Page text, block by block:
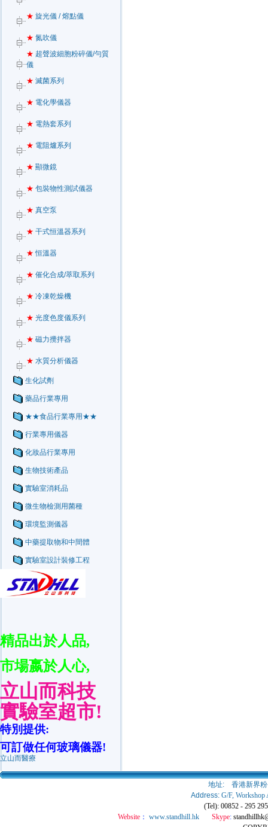
★ 旋光儀 / 熔點儀
★ 氮吹儀
★ 超聲波細胞粉碎儀/勻質
儀
★ 滅菌系列
★ 電化學儀器
★ 電熱套系列
★ 電阻爐系列
★ 顯微鏡
★ 包裝物性測試儀器
★ 真空泵
★ 干式恒溫器系列
★恒溫器
★ 催化合成/萃取系列
★ 冷凍乾燥機
★ 光度色度儀系列
★ 磁力攪拌器
★ 水質分析儀器
生化試劑
藥品行業專用
★★食品行業專用★★
行業專用儀器
化妝品行業專用
生物技術產品
實驗室消耗品
微生物檢測用菌種
環境監測儀器
中藥提取物和中間體
實驗室設計裝修工程
精品出於人品,
市場嬴於人心,
立山而科技
實驗室超市!
特別提供:
可訂做任何玻璃儀器!
立山而醫療
地址: 香港新界
Address: G/F, Workshop
(Tel): 00852 - 295
Website： www.standhill.hk Skype: